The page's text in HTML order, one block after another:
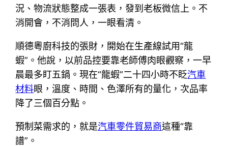
況、物流狀態整成一張表，發到老板微信上。不
消開會，不消問人，一眼看清。
順德粵廚科技的張財，開始在生產線試用“龍
蝦”。他說，以前品控要靠老師傅肉眼觀察，一早
晨最多盯五鍋。現在“龍蝦”二十四小時不眨汽車
材料眼，溫度、時間、色澤所有的量化，次品率
降了三個百分點。
預制菜需求的，就是汽車零件貿易商這種“靠
譜”。